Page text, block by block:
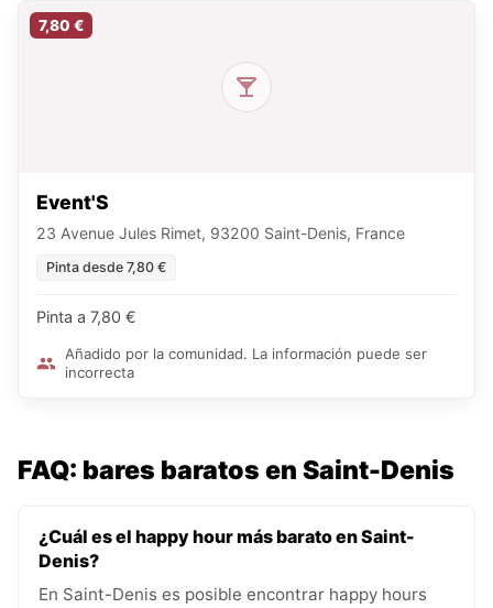
7,80 €
Event'S
23 Avenue Jules Rimet, 93200 Saint-Denis, France
Pinta desde 7,80 €
Pinta a 7,80 €
Añadido por la comunidad. La información puede ser
incorrecta
FAQ: bares baratos en Saint-Denis
¿Cuál es el happy hour más barato en Saint-
Denis?
En Saint-Denis es posible encontrar happy hours